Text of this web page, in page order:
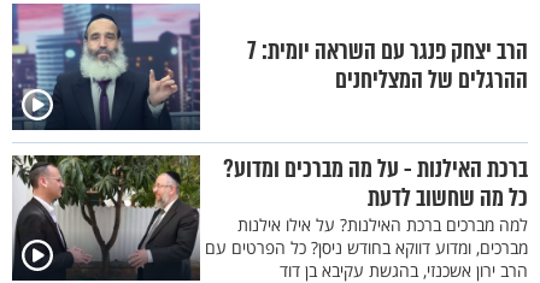
הרב יצחק פנגר עם השראה יומית: 7
ההרגלים של המצליחנים
ברכת האילנות - על מה מברכים ומדוע?
כל מה שחשוב לדעת
למה מברכים ברכת האילנות? על אילו אילנות
מברכים, ומדוע דווקא בחודש ניסן? כל הפרטים עם
הרב ירון אשכנזי, בהגשת עקיבא בן דוד